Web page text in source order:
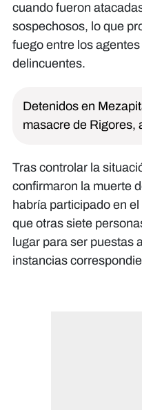
cuando fueron
sospechosos, lo que
fuego entre los
delincuentes.
Detenidos en
masacre de Rigores,
Tras controlar la
confirmaron la muerte
habría participado en
que otras siete
lugar para ser puestas
instancias